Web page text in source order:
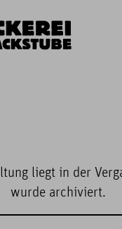
liegt in der
wurde archiviert.